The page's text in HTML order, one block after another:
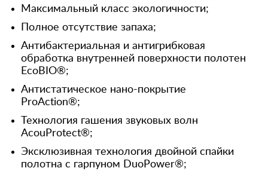
Максимальный класс экологичности;
Полное отсутствие запаха;
Антибактериальная и антигрибковая
обработка внутренней поверхности полотен
EcoBIO®;
Антистатическое нано-покрытие
ProAction®;
Технология гашения звуковых волн
AcouProtect®;
Эксклюзивная технология двойной спайки
полотна с гарпуном DuoPower®;